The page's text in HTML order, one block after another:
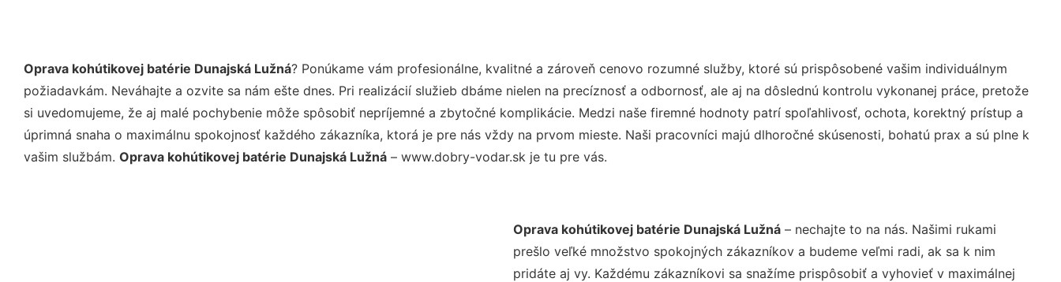
Oprava kohútikovej batérie Dunajská Lužná? Ponúkame vám profesionálne, kvalitné a zároveň cenovo rozumné služby, ktoré sú prispôsobené vašim individuálnym
požiadavkám. Neváhajte a ozvite sa nám ešte dnes. Pri realizácií služieb dbáme nielen na precíznosť a odbornosť, ale aj na dôslednú kontrolu vykonanej práce, pretože
si uvedomujeme, že aj malé pochybenie môže spôsobiť nepríjemné a zbytočné komplikácie. Medzi naše firemné hodnoty patrí spoľahlivosť, ochota, korektný prístup a
úprimná snaha o maximálnu spokojnosť každého zákazníka, ktorá je pre nás vždy na prvom mieste. Naši pracovníci majú dlhoročné skúsenosti, bohatú prax a sú plne k
vašim službám. Oprava kohútikovej batérie Dunajská Lužná – www.dobry-vodar.sk je tu pre vás.
Oprava kohútikovej batérie Dunajská Lužná– nechajte to na nás. Našimi rukami
prešlo veľké množstvo spokojných zákazníkov a budeme veľmi radi, ak sa k nim
pridáte aj vy. Každému zákazníkovi sa snažíme prispôsobiť a vyhovieť v maximálnej